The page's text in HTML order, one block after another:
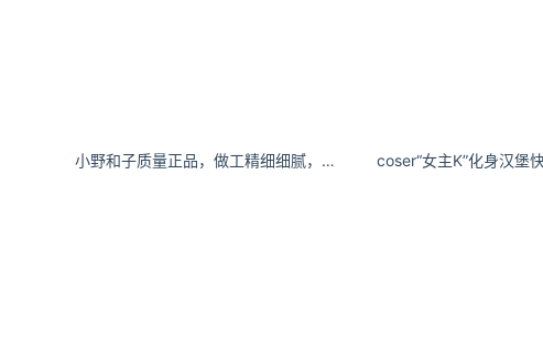
小野和子质量正品，做工精细细腻，没有色差不掉色，好评推荐